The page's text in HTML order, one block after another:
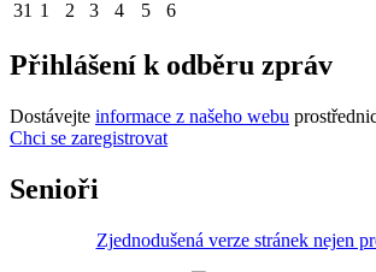
31 1 2 3 4 5 6
Přihlášení k odběru zpráv
Dostávejte informace z našeho webu
Chci se zaregistrovat
Senioři
Zjednodušená verze stránek nejen